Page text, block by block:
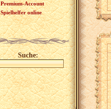
Premium-Account
Spielhelfer online
Suche: